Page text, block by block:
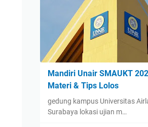
Mandiri Unair SMAUKT
Materi & Tips Lolos
gedung kampus Universitas
Surabaya lokasi ujian m…